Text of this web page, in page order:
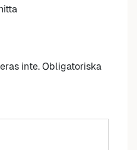
inte. Obligatoriska